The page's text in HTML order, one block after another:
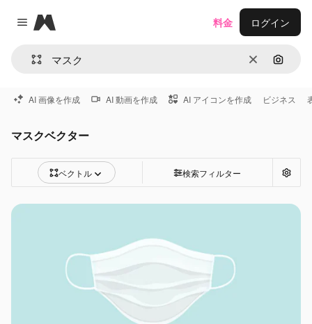
Close menu
Magnific
消去 画像で
料金 ログイン
AI 画像を作成 AI 動画を作成 AI アイコンを作成 ビジネス
マスクベクター
ベクトル 検索フィルター